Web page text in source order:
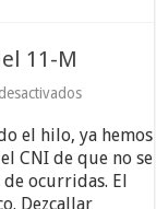
11-M
en
de
la
obra
Las
cloacas
el hilo, ya hemos
CNI de que no se
ocurridas. El
Dezcallar